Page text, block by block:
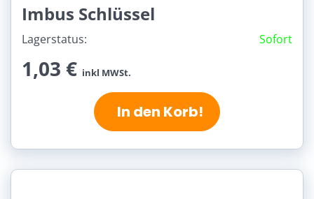
Imbus Schlüssel
Lagerstatus: Sofort
1,03 € inkl MWSt.
In den Korb!